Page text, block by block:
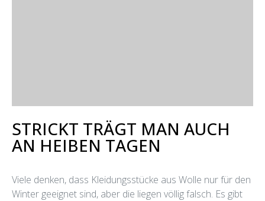
STRICKT TRÄGT MAN AUCH
AN HEIΒEN TAGEN
Viele denken, dass Kleidungsstücke aus Wolle nur für den
Winter geeignet sind, aber die liegen völlig falsch. Es gibt